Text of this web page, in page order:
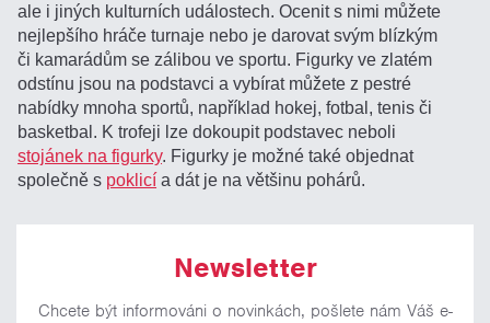
ale i jiných kulturních událostech. Ocenit s nimi můžete
nejlepšího hráče turnaje nebo je darovat svým blízkým
či kamarádům se zálibou ve sportu. Figurky ve zlatém
odstínu jsou na podstavci a vybírat můžete z pestré
nabídky mnoha sportů, například hokej, fotbal, tenis či
basketbal. K trofeji lze dokoupit podstavec neboli
stojánek na figurky. Figurky je možné také objednat
společně s poklicía dát je na většinu pohárů.
Newsletter
Chcete být informováni o novinkách, pošlete nám Váš e-